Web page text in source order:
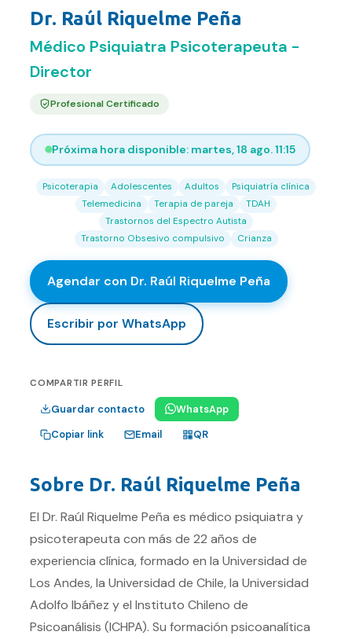
FAQ
Dr. Raúl Riquelme Peña
Médico Psiquiatra Psicoterapeuta -
Director
Profesional Certificado
Próxima hora disponible: martes, 18 ago. 11:15
Psicoterapia Adolescentes Adultos
Psiquiatría clínica
Telemedicina
Terapia de pareja
TDAH
Trastornos del Espectro Autista
Trastorno Obsesivo compulsivo
Crianza
Agendar con Dr. Raúl Riquelme Peña
Escribir por WhatsApp
COMPARTIR PERFIL
Guardar contacto
WhatsApp
Copiar link
Email QR
Sobre Dr. Raúl Riquelme Peña
El Dr. Raúl Riquelme Peña es médico psiquiatra y
psicoterapeuta con más de 22 años de
experiencia clínica, formado en la Universidad de
Los Andes, la Universidad de Chile, la Universidad
Adolfo Ibáñez y el Instituto Chileno de
Psicoanálisis (ICHPA). Su formación psicoanalítica